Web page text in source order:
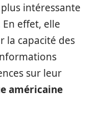
intéressante
effet, elle
la capacité des
sur leur
américaine